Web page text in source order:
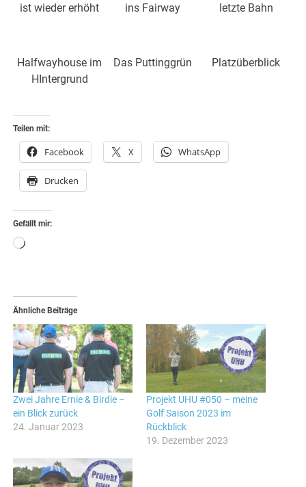
ist wieder erhöht
ins Fairway
letzte Bahn
Halfwayhouse im
HIntergrund
Das Puttinggrün Platzüberblick
Teilen mit:
Facebook X WhatsApp
Drucken
Gefällt mir:
Wird
Ähnliche Beiträge
Zwei Jahre Ernie & Birdie –
ein Blick zurück
24. Januar 2023
Projekt UHU #050 – meine
Golf Saison 2023 im
Rückblick
19. Dezember 2023